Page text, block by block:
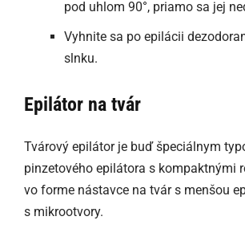
pod uhlom 90°, priamo sa jej
Vyhnite sa po epilácii
slnku.
Epilátor na tvár
Tvárový epilátor je buď špeciálnym
pinzetového epilátora s kompaktnými
vo forme nástavce na tvár s menšou
s mikrootvory.